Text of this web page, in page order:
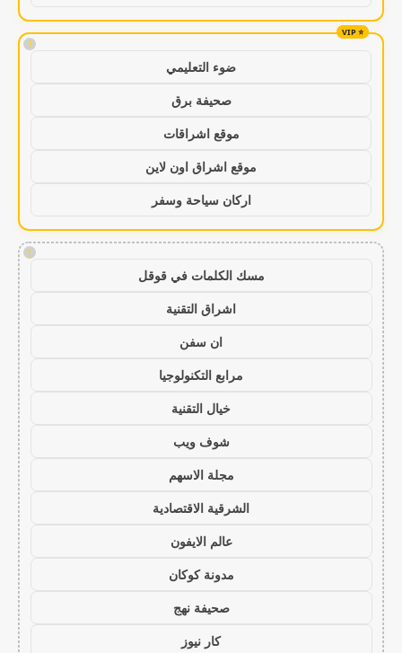
!
ضوء التعليمي
صحيفة برق
موقع اشراقات
موقع اشراق اون لاين
اركان سياحة وسفر
!
مسك الكلمات في قوقل
اشراق التقنية
ان سفن
مرابع التكنولوجيا
خيال التقنية
شوف ويب
مجلة الاسهم
الشرقية الاقتصادية
عالم الايفون
مدونة كوكان
صحيفة نهج
كار نيوز